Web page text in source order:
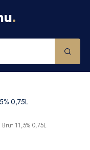
.
0,75L